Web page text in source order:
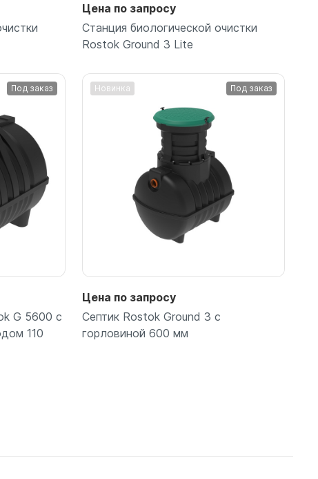
Подробнее
Цена по запросу
Станция биологической очистки
Rostok Ground 3 Lite
Под заказ
G 5600 с
110
Новинка Под заказ
Цена по запросу
Септик Rostok Ground 3 с
горловиной 600 мм